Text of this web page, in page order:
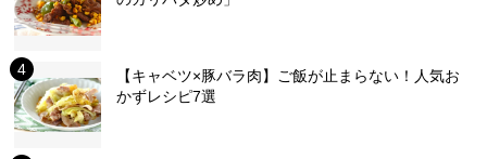
【キャベツ×豚バラ肉】ご飯が止まらない！人気お
かずレシピ7選